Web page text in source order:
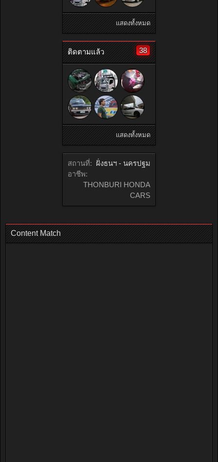
แสดงทั้งหมด
ติดตามแล้ว 38
แสดงทั้งหมด
สถานที่: ฝั่งธนฯ - นครปฐม
อาชีพ:
THONBURI HONDA
CARS
Content Match